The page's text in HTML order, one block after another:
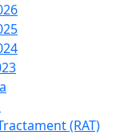
(RAT)